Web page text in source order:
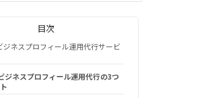
目次
ジネスプロフィール運用代行サービ
ジネスプロフィール運用代行の3つ